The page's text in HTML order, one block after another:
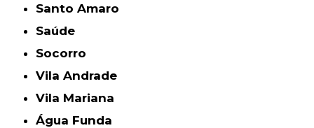
Santo Amaro
Saúde
Socorro
Vila Andrade
Vila Mariana
Água Funda